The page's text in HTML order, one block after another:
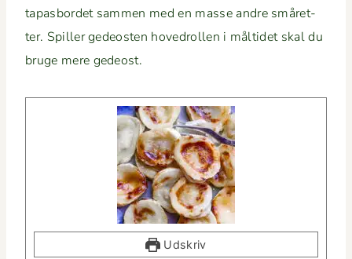
tapas­bor­det sam­men med en masse andre småret­
ter. Spiller gedeosten hov­e­drollen i måltidet skal du
bruge mere gedeost.
Udskriv